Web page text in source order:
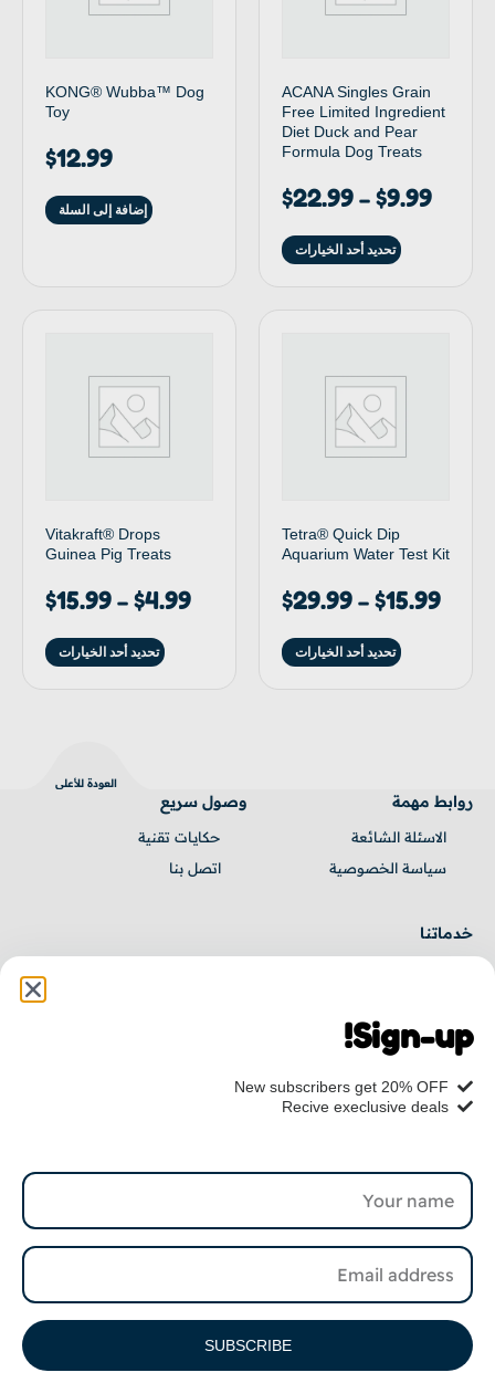
ACANA Singles Grain
Free Limited Ingredient
Diet Duck and Pear
Formula Dog Treats
$9.99
–
$22.99
تحديد أحد الخيارات
KONG® Wubba™ Dog
Toy
$12.99
إضافة إلى السلة
Tetra® Quick Dip
Aquarium Water Test Kit
$15.99
–
$29.99
تحديد أحد الخيارات
Vitakraft® Drops
Guinea Pig Treats
$4.99
–
$15.99
تحديد أحد الخيارات
العودة للأعلى
روابط مهمة
الاسئلة الشائعة
سياسة الخصوصية
وصول سريع
حكايـات تقنية
اتصل بنا
خدماتنا
إدارة مشاريع
جميع الخدمات
ننتظرك
info@elzubair.com
Sign-up!
New subscribers get 20% OFF
Recive execlusive deals
SUBSCRIBE